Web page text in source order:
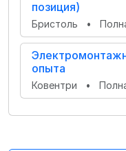
позиция)
Бристоль •
опыта
Ковентри •